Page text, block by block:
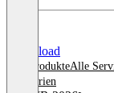
Download
Alle ProdukteAlle
Kategorien